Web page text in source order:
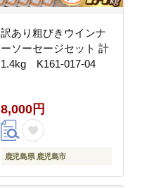
訳あり粗びきウインナ
ーソーセージセット 計
1.4kg K161-017-04
8,000円
鹿児島県 鹿児島市